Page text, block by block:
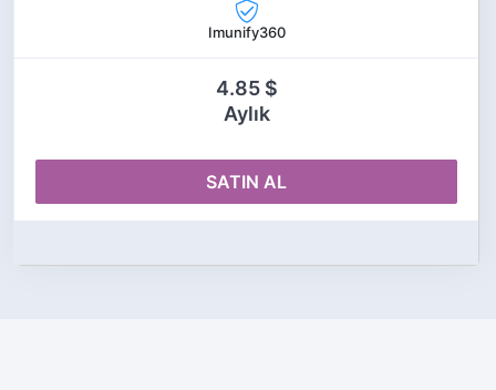
Imunify360
4.85 $
Aylık
SATIN AL